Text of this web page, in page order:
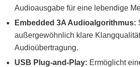
Audioausgabe für eine lebendige
Embedded 3A Audioalgorithmus:
außergewöhnlich klare
Audioübertragung.
USB Plug-and-Play: Ermöglicht